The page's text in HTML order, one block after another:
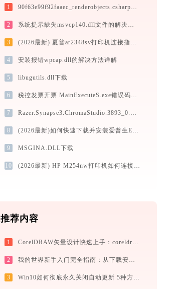
1 90f63e99f92faaec_renderobjects.csharp2.dll下载
2 系统提示缺失msvcp140.dll文件的解决方法
3 (2026最新) 夏普ar2348sv打印机连接指南 -金山毒霸
4 安装报错wpcap.dll的解决方法详解
5 libugutils.dll下载
6 税控发票开票 MainExecuteS.exe错误码0xc000000d处理办法
7 Razer.Synapse3.ChromaStudio.3893_0.UI.dll下载
8 (2026最新)如何快速下载并安装爱普生EPL-2020打印机驱动：详细步骤解析
9 MSGINA.DLL下载
10 (2026最新) HP M254nw打印机如何连接到电脑？ -金山毒霸
推荐内容
1 CorelDRAW矢量设计快速上手：coreldraw.ijinshan.com 安全绿色安装与核心技巧
2 我的世界新手入门完全指南：从下载安装到生存第一天，一篇讲透
3 Win10如何彻底永久关闭自动更新 5种方法教你永久关闭win10自动更新